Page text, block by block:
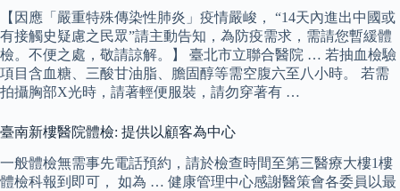
【因應「嚴重特殊傳染性肺炎」疫情嚴峻， “14天內進出中國或
有接觸史疑慮之民眾”請主動告知，為防疫需求，需請您暫緩體
檢。不便之處，敬請諒解。】 臺北市立聯合醫院 … 若抽血檢驗
項目含血糖、三酸甘油脂、膽固醇等需空腹六至八小時。 若需
拍攝胸部X光時，請著輕便服裝，請勿穿著有 …
臺南新樓醫院體檢: 提供以顧客為中心
一般體檢無需事先電話預約，請於檢查時間至第三醫療大樓1樓
體檢科報到即可， 如為 … 健康管理中心感謝醫策會各委員以最